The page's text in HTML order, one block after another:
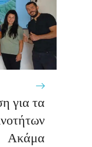
για τα
Ακάμα